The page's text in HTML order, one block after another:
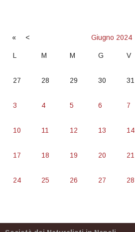
« < Giugno 2024
L M M G V
27 28 29 30 31
3 4 5 6 7
10 11 12 13 14
17 18 19 20 21
24 25 26 27 28